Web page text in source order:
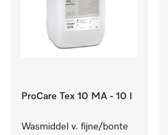
ProCare Tex 10 MA - 10 l
Wasmiddel v. fijne/bonte